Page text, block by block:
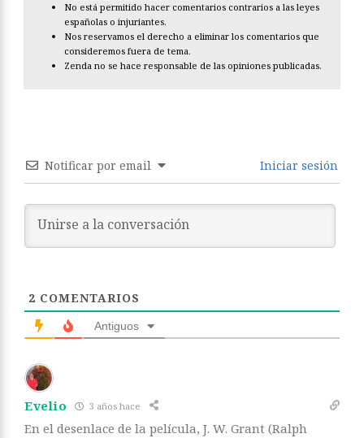
No está permitido hacer comentarios contrarios a las leyes
españolas o injuriantes.
Nos reservamos el derecho a eliminar los comentarios que
consideremos fuera de tema.
Zenda no se hace responsable de las opiniones publicadas.
Notificar por email Iniciar sesión
2 COMENTARIOS
Antiguos
Evelio 3 años hace
En el desenlace de la película, J. W. Grant (Ralph